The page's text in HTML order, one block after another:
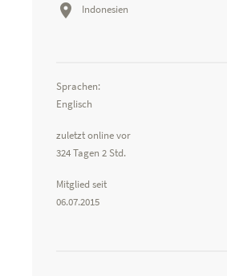
 Indonesien
Sprachen:
Englisch
zuletzt online vor
324 Tagen 2 Std.
Mitglied seit
06.07.2015